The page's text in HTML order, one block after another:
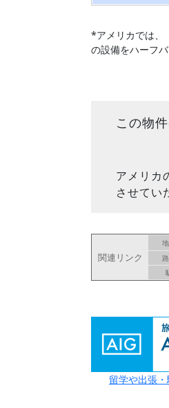
*アメリカでは、
の設備をハーフ
この物件
アメリカ
させてい
関連リンク
留学や出張